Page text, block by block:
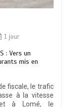
1 jour
: Vers un
mis en
fiscale, le trafic
à la vitesse
à Lomé, le